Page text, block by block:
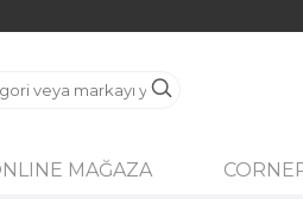
MAĞAZA